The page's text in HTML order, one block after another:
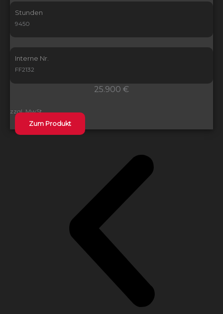
Stunden
9450
Interne Nr.
FF2132
25.900 €
zzgl. MwSt.
Zum Produkt